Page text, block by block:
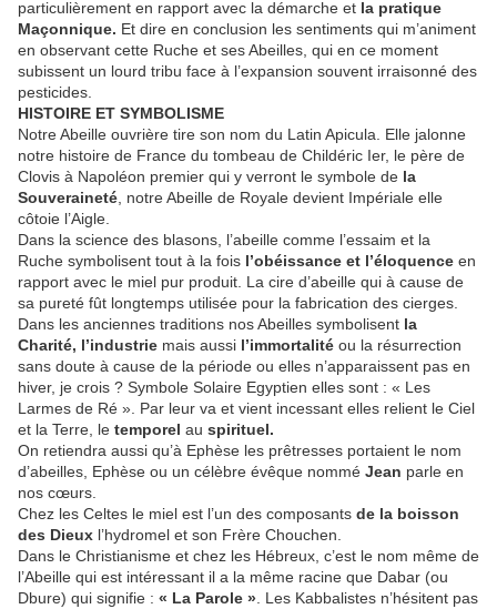
particulièrement en rapport avec la démarche et la pratique
Maçonnique. Et dire en conclusion les sentiments qui m’animent
en observant cette Ruche et ses Abeilles, qui en ce moment
subissent un lourd tribu face à l’expansion souvent irraisonné des
pesticides.
HISTOIRE ET SYMBOLISME
Notre Abeille ouvrière tire son nom du Latin Apicula. Elle jalonne
notre histoire de France du tombeau de Childéric Ier, le père de
Clovis à Napoléon premier qui y verront le symbole de la
Souveraineté , notre Abeille de Royale devient Impériale elle
côtoie l’Aigle.
Dans la science des blasons, l’abeille comme l’essaim et la
Ruche symbolisent tout à la fois l’obéissance et l’éloquence en
rapport avec le miel pur produit. La cire d’abeille qui à cause de
sa pureté fût longtemps utilisée pour la fabrication des cierges.
Dans les anciennes traditions nos Abeilles symbolisent la
Charité, l’industrie mais aussi l’immortalité ou la résurrection
sans doute à cause de la période ou elles n’apparaissent pas en
hiver, je crois ? Symbole Solaire Egyptien elles sont : « Les
Larmes de Ré ». Par leur va et vient incessant elles relient le Ciel
et la Terre, le temporel au spirituel.
On retiendra aussi qu’à Ephèse les prêtresses portaient le nom
d’abeilles, Ephèse ou un célèbre évêque nommé Jean parle en
nos cœurs.
Chez les Celtes le miel est l’un des composants de la boisson
des Dieux l’hydromel et son Frère Chouchen.
Dans le Christianisme et chez les Hébreux, c’est le nom même de
l’Abeille qui est intéressant il a la même racine que Dabar (ou
Dbure) qui signifie : « La Parole » . Les Kabbalistes n’hésitent pas